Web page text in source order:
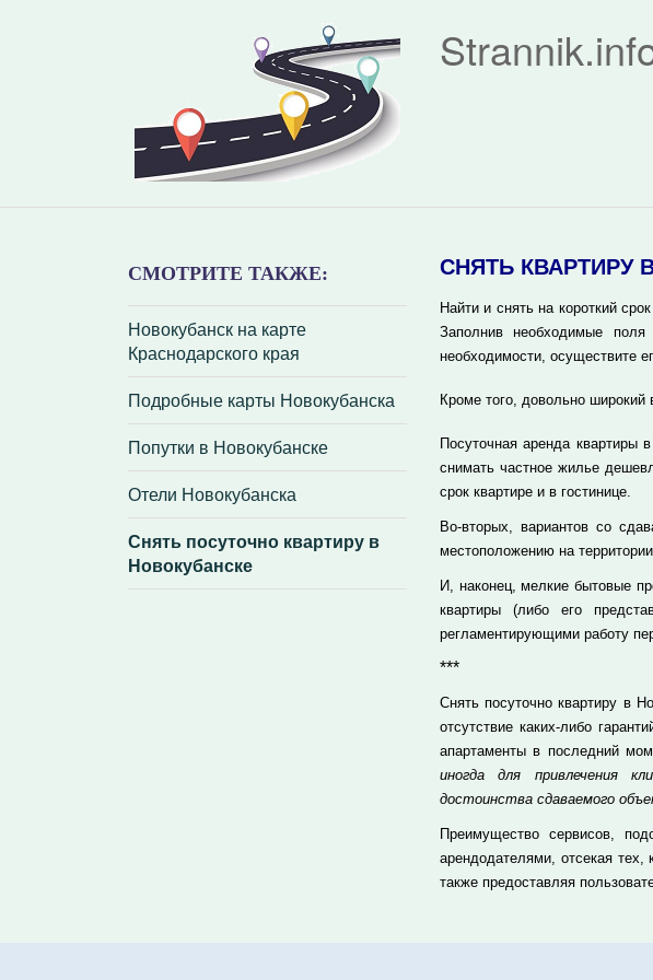
СМОТРИТЕ ТАКЖЕ:
Новокубанск на карте
Краснодарского края
Подробные карты Новокубанска
Попутки в Новокубанске
Отели Новокубанска
Снять посуточно квартиру в
Новокубанске
СНЯТЬ КВАРТИРУ
Найти и снять на короткий
Заполнив необходимые
необходимости, осуществите
Кроме того, довольно широкий
Посуточная аренда квартиры
снимать частное жилье
срок квартире и в гостинице.
Во-вторых, вариантов со
местоположению на
И, наконец, мелкие бытовые
квартиры (либо его
регламентирующими работу
***
Снять посуточно квартиру в
отсутствие каких-либо
апартаменты в последний
иногда для привлечения
достоинства сдаваемого
Преимущество сервисов,
арендодателями, отсекая тех,
также предоставляя